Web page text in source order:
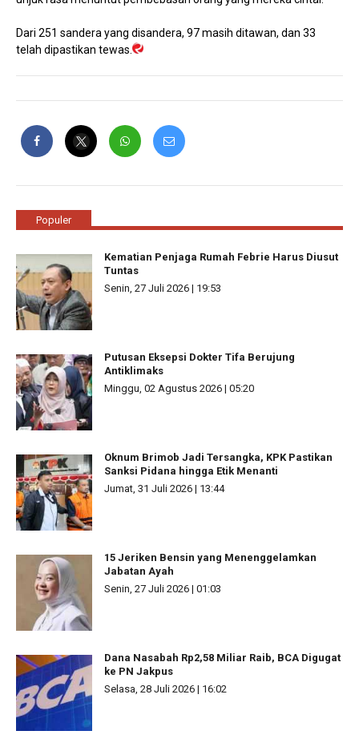
Dari 251 sandera yang disandera, 97 masih ditawan, dan 33
telah dipastikan tewas.
Populer
Kematian Penjaga Rumah Febrie Harus Diusut
Tuntas
Senin, 27 Juli 2026 | 19:53
Putusan Eksepsi Dokter Tifa Berujung
Antiklimaks
Minggu, 02 Agustus 2026 | 05:20
Oknum Brimob Jadi Tersangka, KPK Pastikan
Sanksi Pidana hingga Etik Menanti
Jumat, 31 Juli 2026 | 13:44
15 Jeriken Bensin yang Menenggelamkan
Jabatan Ayah
Senin, 27 Juli 2026 | 01:03
Dana Nasabah Rp2,58 Miliar Raib, BCA Digugat
ke PN Jakpus
Selasa, 28 Juli 2026 | 16:02